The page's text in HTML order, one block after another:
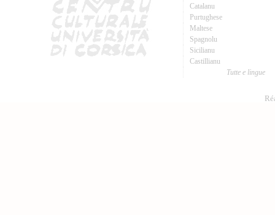
Catalanu
Purtughese
Maltese
Spagnolu
Sicilianu
Castillianu
Tutte e lingue